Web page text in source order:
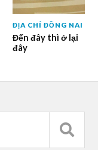
ĐỊA CHÍ ĐỒNG NAI
Đến đây thì ở lại
đây